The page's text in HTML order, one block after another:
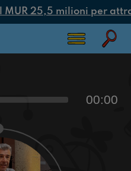
25,5 milioni per
00:00